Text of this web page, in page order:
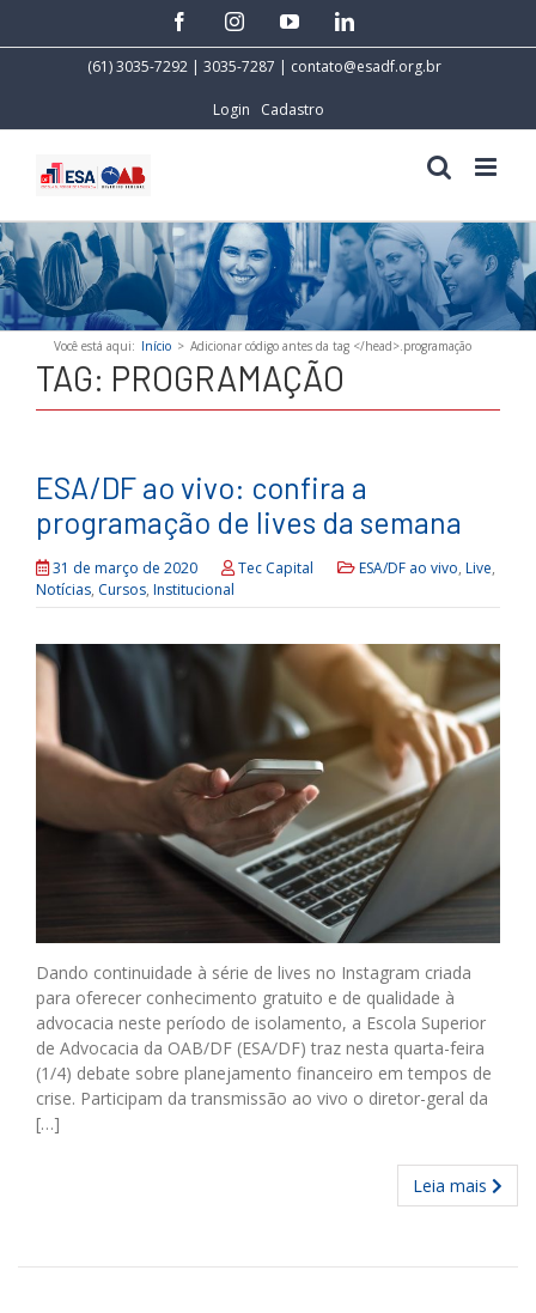
facebookinstagramyoutubelinkedin
(61) 3035-7292 | 3035-7287 | contato@esadf.org.br
Login Cadastro
Você está aqui: Início > Adicionar código antes da tag </head>.programação
TAG: PROGRAMAÇÃO
ESA/DF ao vivo: confira a
programação de lives da semana
31 de março de 2020 Tec Capital ESA/DF ao vivo, Live,
Notícias, Cursos, Institucional
Dando continuidade à série de lives no Instagram criada
para oferecer conhecimento gratuito e de qualidade à
advocacia neste período de isolamento, a Escola Superior
de Advocacia da OAB/DF (ESA/DF) traz nesta quarta-feira
(1/4) debate sobre planejamento financeiro em tempos de
crise. Participam da transmissão ao vivo o diretor-geral da
[…]
Leia mais